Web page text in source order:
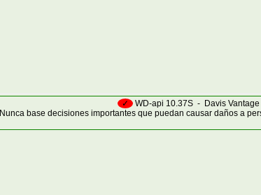
✓ WD-api 10.37S - Davis
Nunca base decisiones importantes que puedan causar daños a